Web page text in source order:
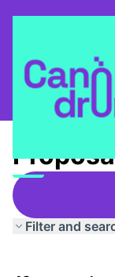
Taula
Filter and